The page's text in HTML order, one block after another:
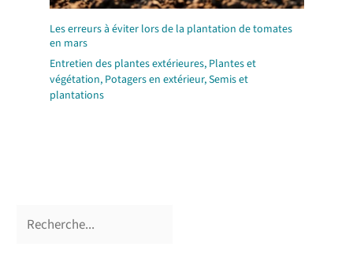
Les erreurs à éviter lors de la plantation de tomates
en mars
Entretien des plantes extérieures, Plantes et
végétation, Potagers en extérieur,Semis et
plantations